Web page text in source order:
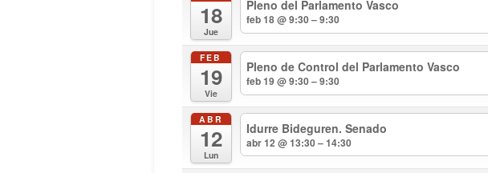
18
Jue
Pleno del Parlamento Vasco
feb 18 @ 9:30 – 9:30
FEB
19
Vie
Pleno de Control del Parlamento Vasco
feb 19 @ 9:30 – 9:30
ABR
12
Lun
Idurre Bideguren. Senado
abr 12 @ 13:30 – 14:30